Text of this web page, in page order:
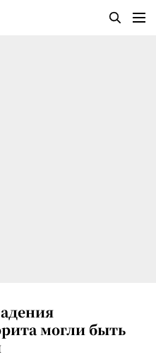
могли быть